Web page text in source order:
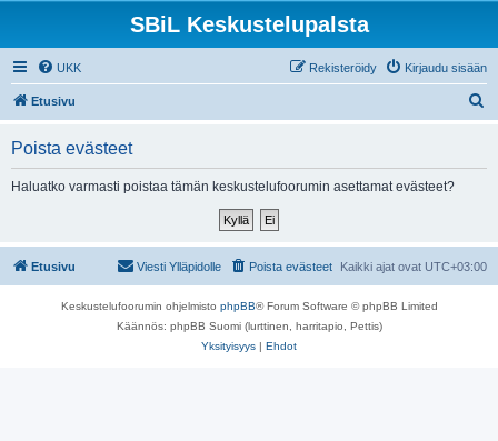
SBiL Keskustelupalsta
UKK Kirjaudu sisään
Rekisteröidy
Etusivu
Poista evästeet
Haluatko varmasti poistaa tämän keskustelufoorumin asettamat evästeet?
Etusivu Kaikki ajat ovat UTC+03:00
Poista evästeet
Viesti Ylläpidolle
Keskustelufoorumin ohjelmisto phpBB® Forum Software © phpBB Limited
Käännös: phpBB Suomi (lurttinen, harritapio, Pettis)
Yksityisyys | Ehdot